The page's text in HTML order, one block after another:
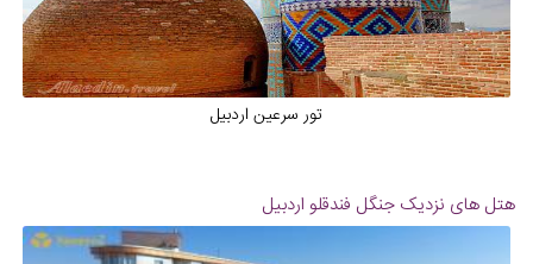
تور سرعین اردبیل
هتل های نزدیک جنگل فندقلو اردبیل